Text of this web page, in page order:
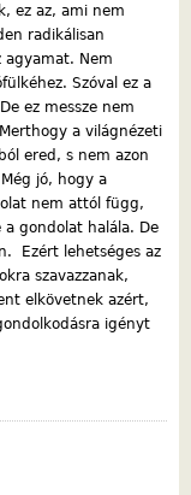
ez az, ami nem
radikálisan
agyamat. Nem
Szóval ez a
ez messze nem
a világnézeti
ered, s nem azon
jó, hogy a
nem attól függ,
gondolat halála. De
Ezért lehetséges az
szavazzanak,
elkövetnek azért,
igényt